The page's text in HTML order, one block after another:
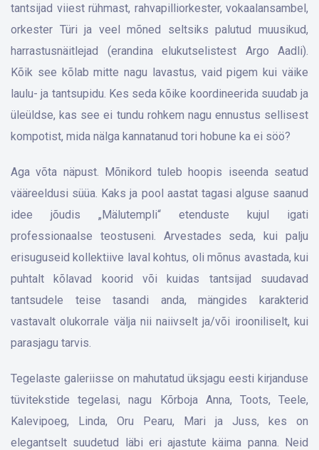
tantsijad viiest rühmast, rahvapilliorkester, vokaalansambel,
orkester Türi ja veel mõned seltsiks palutud muusikud,
harrastusnäitlejad (erandina elukutselistest Argo Aadli).
Kõik see kõlab mitte nagu lavastus, vaid pigem kui väike
laulu- ja tantsupidu. Kes seda kõike koordineerida suudab ja
üleüldse, kas see ei tundu rohkem nagu ennustus sellisest
kompotist, mida nälga kannatanud tori hobune ka ei söö?
Aga võta näpust. Mõnikord tuleb hoopis iseenda seatud
vääreeldusi süüa. Kaks ja pool aastat tagasi alguse saanud
idee jõudis „Mälutempli“ etenduste kujul igati
professionaalse teostuseni. Arvestades seda, kui palju
erisuguseid kollektiive laval kohtus, oli mõnus avastada, kui
puhtalt kõlavad koorid või kuidas tantsijad suudavad
tantsudele teise tasandi anda, mängides karakterid
vastavalt olukorrale välja nii naiivselt ja/või irooniliselt, kui
parasjagu tarvis.
Tegelaste galeriisse on mahutatud üksjagu eesti kirjanduse
tüvitekstide tegelasi, nagu Kõrboja Anna, Toots, Teele,
Kalevipoeg, Linda, Oru Pearu, Mari ja Juss, kes on
elegantselt suudetud läbi eri ajastute käima panna. Neid